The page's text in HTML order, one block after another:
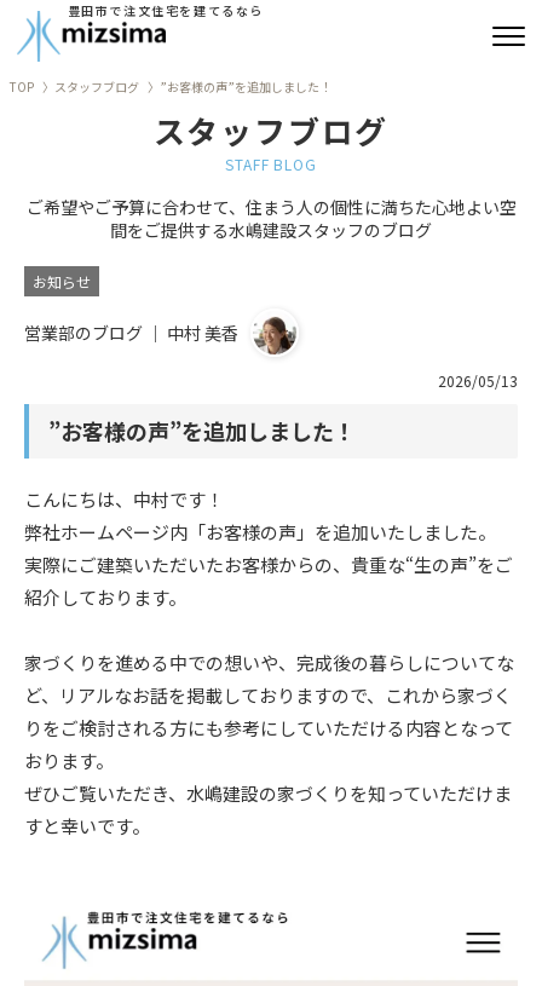
豊田市で注文住宅を建てるなら
リフォーム
古民家再生
建築実績
ニュース
イベント情報
資料請求・お問い合わせ
TOP スタッフブログ ”お客様の声”を追加しました！
スタッフブログ
STAFF BLOG
ご希望やご予算に合わせて、住まう人の個性に満ちた心地よい空
間をご提供する水嶋建設スタッフのブログ
お知らせ
営業部のブログ ｜ 中村 美香
2026/05/13
”お客様の声”を追加しました！
こんにちは、中村です！
弊社ホームページ内「お客様の声」を追加いたしました。
実際にご建築いただいたお客様からの、貴重な“生の声”をご
紹介しております。
家づくりを進める中での想いや、完成後の暮らしについてな
ど、リアルなお話を掲載しておりますので、これから家づく
りをご検討される方にも参考にしていただける内容となって
おります。
ぜひご覧いただき、水嶋建設の家づくりを知っていただけま
すと幸いです。